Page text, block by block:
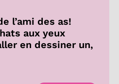
l’ami des as!
aux yeux
en dessiner un,